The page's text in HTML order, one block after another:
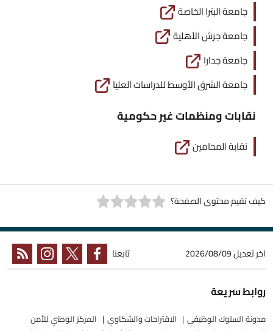
جامعة البترا الخاصة
جامعة جرش الأهلية
جامعة جدارا
جامعة الشرق الأوسط للدراسات العليا
نقابات ومنظمات غير حكومية
نقابة المحامين
كيف تقيم محتوى الصفحة؟
اخر تعديل2026/08/09 تابعنا
روابط سريعة
مدونة السلوك الوظيفي الاقتراحات والشكاوي
المركز الوطني للأمن